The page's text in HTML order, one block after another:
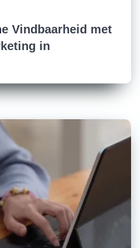
Vindbaarheid met
in